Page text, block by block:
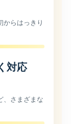
からはっきり
対応
、さまざまな